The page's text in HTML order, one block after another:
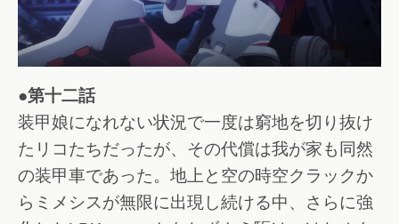
●第十二話
装甲娘になれない状況で一度は窮地を切り抜け
たリコたちだったが、その代償は我が家も同然
の装甲車であった。地上と空の時空クラックか
らミメシスが無限に出現し続ける中、さらに強